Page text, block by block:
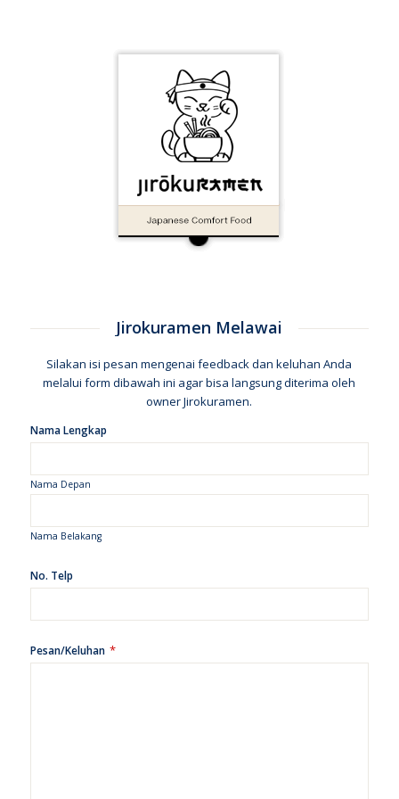
Jirokuramen Melawai
Silakan isi pesan mengenai feedback dan keluhan Anda
melalui form dibawah ini agar bisa langsung diterima oleh
owner Jirokuramen.
Nama Lengkap
Nama Depan
Nama Belakang
No. Telp
Pesan/Keluhan *